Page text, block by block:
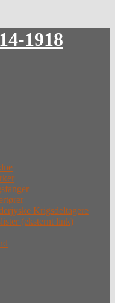
1918
Krigsdeltagere
(eksternt link)